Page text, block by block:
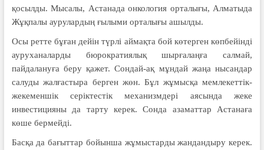
қосылды. Мысалы, Астанада онкология орталығы, Алматыда
Жұқпалы аурулардың ғылыми орталығы ашылды.
Осы ретте бұған дейін түрлі аймақта бой көтерген көпбейінді
ауруханаларды бюрократиялық шырғалаңға салмай,
пайдалануға беру қажет. Сондай-ақ мұндай жаңа нысандар
салуды жалғастыра берген жөн. Бұл жұмысқа мемлекеттік-
жекеменшік серіктестік механизмдері аясында жеке
инвестицияны да тарту керек. Сонда азаматтар Астанаға
көше бермейді.
Басқа да бағыттар бойынша жұмыстарды жандандыру керек.